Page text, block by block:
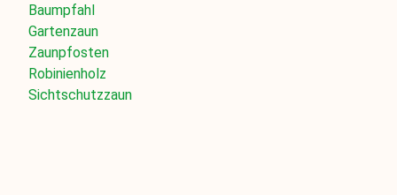
Baumpfahl
Gartenzaun
Zaunpfosten
Robinienholz
Sichtschutzzaun